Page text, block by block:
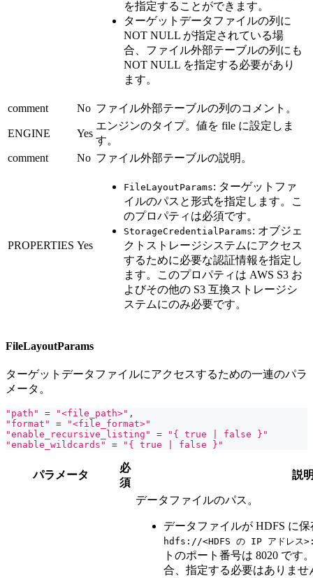
を指定することができます。
ターゲットデータファイルの列に
NOT NULL が指定されている場
合、ファイル外部テーブルの列にも
NOT NULL を指定する必要があり
ます。
comment No ファイル外部テーブルの列のコメント。
ENGINE Yes
エンジンのタイプ。値を file に設定しま
す。
comment
No ファイル外部テーブルの説明。
PROPERTIES Yes
FileLayoutParams: ターゲットファ
イルのパスと形式を指定します。こ
のプロパティは必須です。
StorageCredentialParams: オブジェ
クトストレージシステムにアクセス
するために必要な認証情報を指定し
ます。このプロパティは AWS S3 お
よびその他の S3 互換ストレージシ
ステムにのみ必要です。
FileLayoutParams
ターゲットデータファイルにアクセスするための一連のパラ
メータ。
"path" = "<file_path>" ,
"format"
=
"<file_format>"
"enable_recursive_listing"
=
"{ true | false }"
"enable_wildcards"
= "{ true | false }"
パラメータ
必
須
説
データファイルのパス。
データファイルが HDFS に
hdfs://<HDFS の IP アドレス
トのポート番号は 8020 です
合、指定する必要はありませ